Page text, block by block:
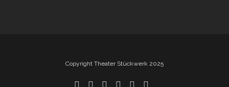
Copyright Theater Stückwerk 2025